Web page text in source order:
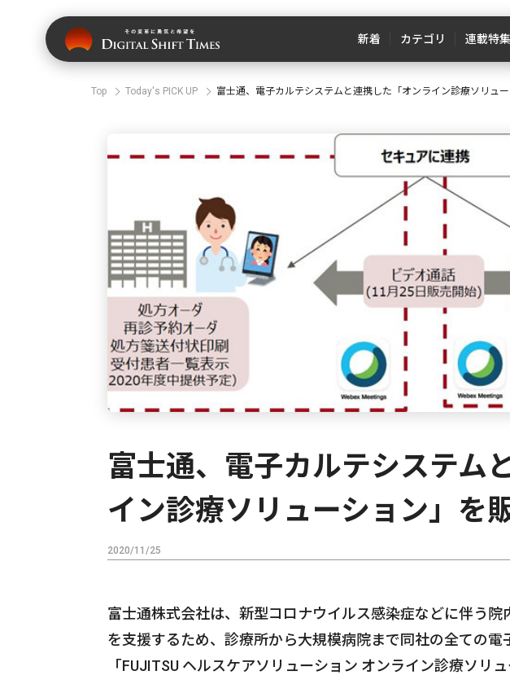
新着 カテゴリ 連載特集
Top Today's PICK UP 富士通、電子カルテシステムと連携した「オンライン診療ソリュ
富士通、電子カルテシステム
イン診療ソリューション」を
2020/11/25
富士通株式会社は、新型コロナウイルス感染症などに伴う
を支援するため、診療所から大規模病院まで同社の全ての電
「FUJITSU ヘルスケアソリューション オンライン診療ソリ